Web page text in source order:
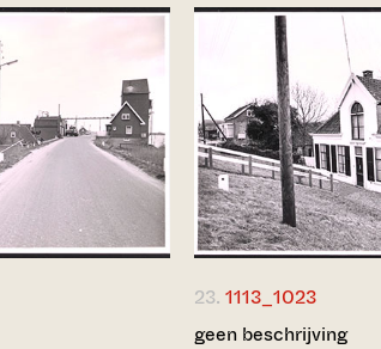
23. 1113_1023
geen beschrijving